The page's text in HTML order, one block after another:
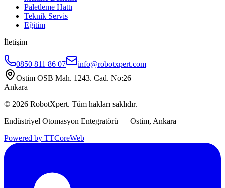
Paletleme Hattı
Teknik Servis
Eğitim
İletişim
0850 811 86 07
info@robotxpert.com
Ostim OSB Mah. 1243. Cad. No:26
Ankara
© 2026 RobotXpert. Tüm hakları saklıdır.
Endüstriyel Otomasyon Entegratörü — Ostim, Ankara
Powered by TTCoreWeb